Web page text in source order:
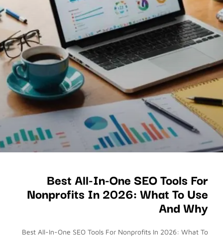
Best All-In-One SEO Tools For
Nonprofits In 2026: What To Use
And Why
Best All-In-One SEO Tools For Nonprofits In 2026: What To